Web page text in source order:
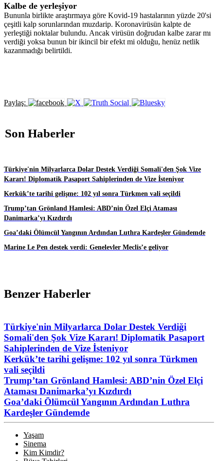
Kalbe de yerleşiyor
Bununla birlikte araştırmaya göre Kovid-19 hastalarının yüzde 20'si
çeşitli kalp sorunlarından muzdarip. Koronavirüsün kalpte de
yerleştiği noktalar bulundu. Ancak virüsün doğrudan kalbe zarar mı
verdiği yoksa bunun bir ikincil bir efekt mi olduğu, henüz netlik
kazanmadığı belirtildi.
Paylaş:
Son Haberler
Türkiye'nin Milyarlarca Dolar Destek Verdiği Somali'den Şok Vize
Kararı! Diplomatik Pasaport Sahiplerinden de Vize İsteniyor
Kerkük’te tarihi gelişme: 102 yıl sonra Türkmen vali seçildi
Trump’tan Grönland Hamlesi: ABD’nin Özel Elçi Ataması
Danimarka’yı Kızdırdı
Goa’daki Ölümcül Yangının Ardından Luthra Kardeşler Gündemde
Marine Le Pen destek verdi: Genelevler Meclis’e geliyor
Benzer Haberler
Türkiye'nin Milyarlarca Dolar Destek Verdiği
Somali'den Şok Vize Kararı! Diplomatik Pasaport
Sahiplerinden de Vize İsteniyor
Kerkük’te tarihi gelişme: 102 yıl sonra Türkmen
vali seçildi
Trump’tan Grönland Hamlesi: ABD’nin Özel Elçi
Ataması Danimarka’yı Kızdırdı
Goa’daki Ölümcül Yangının Ardından Luthra
Kardeşler Gündemde
Yaşam
Sinema
Kim Kimdir?